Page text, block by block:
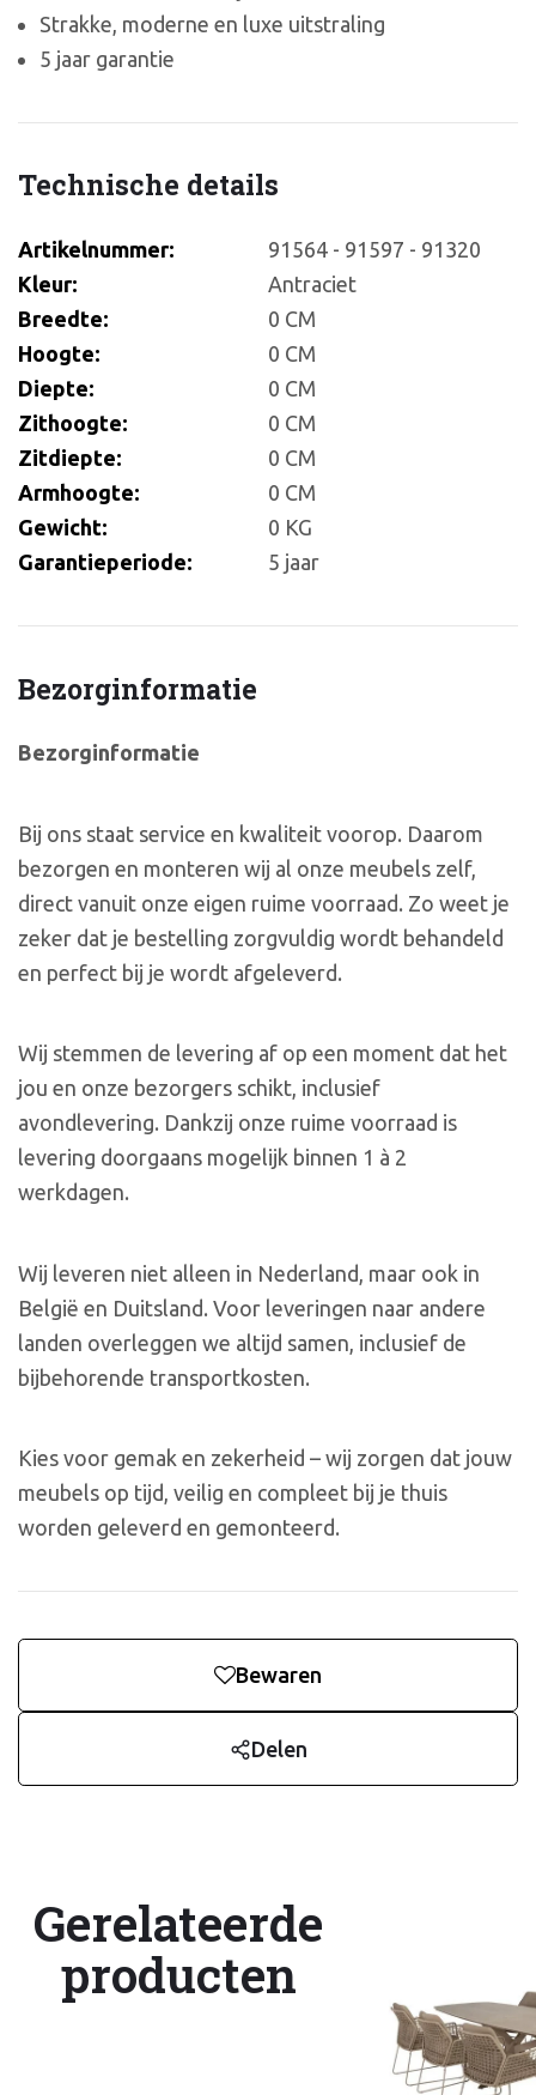
Strakke, moderne en luxe uitstraling
5 jaar garantie
Technische details
Artikelnummer:
91564 - 91597 - 91320
Kleur:
Antraciet
Breedte:
0 CM
Hoogte:
0 CM
Diepte:
0 CM
Zithoogte:
0 CM
Zitdiepte:
0 CM
Armhoogte:
0 CM
Gewicht:
0 KG
Garantieperiode:
5 jaar
Bezorginformatie
Bezorginformatie
Bij ons staat service en kwaliteit voorop. Daarom
bezorgen en monteren wij al onze meubels zelf,
direct vanuit onze eigen ruime voorraad. Zo weet je
zeker dat je bestelling zorgvuldig wordt behandeld
en perfect bij je wordt afgeleverd.
Wij stemmen de levering af op een moment dat het
jou en onze bezorgers schikt, inclusief
avondlevering. Dankzij onze ruime voorraad is
levering doorgaans mogelijk binnen 1 à 2
werkdagen.
Wij leveren niet alleen in Nederland, maar ook in
België en Duitsland. Voor leveringen naar andere
landen overleggen we altijd samen, inclusief de
bijbehorende transportkosten.
Kies voor gemak en zekerheid – wij zorgen dat jouw
meubels op tijd, veilig en compleet bij je thuis
worden geleverd en gemonteerd.
Bewaren
Delen
Gerelateerde
producten